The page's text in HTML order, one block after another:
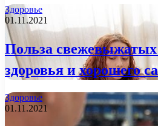
Здоровье
01.11.2021
Польза свежевыжатых
здоровья и хорошего
Здоровье
01.11.2021